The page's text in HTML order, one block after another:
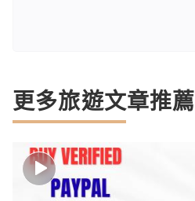
更多旅遊文章推薦